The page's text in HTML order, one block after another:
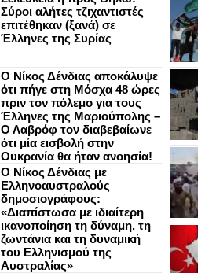
Σύροι αλήτες τζιχαντιστές
επιτέθηκαν (ξανά) σε
Έλληνες της Συρίας
Ο Νίκος Δένδιας αποκάλυψε
ότι πήγε στη Μόσχα 48 ώρες
πριν τον πόλεμο για τους
Έλληνες της Μαριούπολης –
Ο Λαβρόφ τον διαβεβαίωνε
ότι μία εισβολή στην
Ουκρανία θα ήταν ανοησία!
Ο Νίκος Δένδιας με
Ελληνοαυστραλούς
δημοσιογράφους:
«Διαπίστωσα με ιδιαίτερη
ικανοποίηση τη δύναμη, τη
ζωντάνια και τη δυναμική
του Ελληνισμού της
Αυστραλίας»